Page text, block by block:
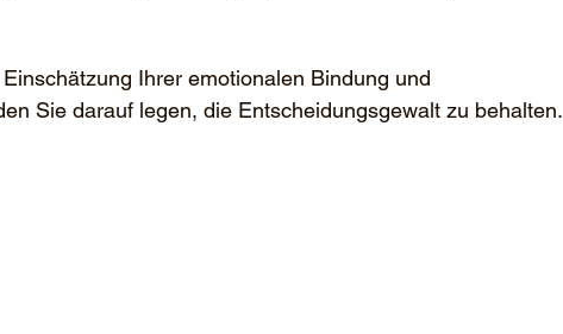
Ihrer emotionalen Bindung und
Sie darauf legen, die Entscheidungsgewalt zu behalten.